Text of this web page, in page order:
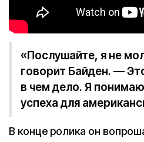
«Послушайте, я не
говорит Байден. —
в чем дело. Я
успеха для
В конце ролика он